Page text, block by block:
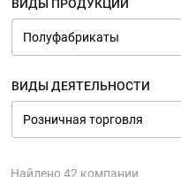
ВИДЫ ПРОДУКЦИИ
ВИДЫ ДЕЯТЕЛЬНОСТИ
Найдено 42 компании